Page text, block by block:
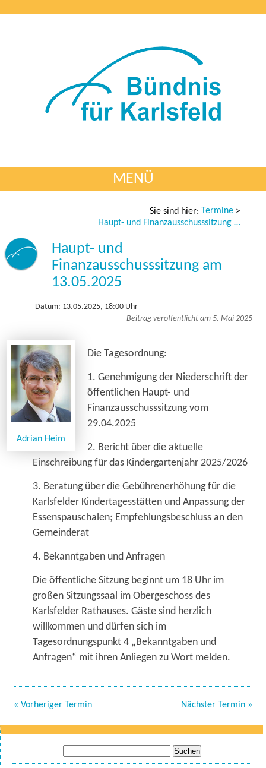
MENÜ
Sie sind hier: Termine >
Haupt- und Finanzausschusssitzung am 13.05.2025
Haupt- und
Finanzausschusssitzung am
13.05.2025
Datum: 13.05.2025, 18:00 Uhr
Beitrag veröffentlicht am 5. Mai 2025
Adrian Heim
Die Tagesordnung:
1. Genehmigung der Niederschrift der
öffentlichen Haupt- und
Finanzausschusssitzung vom
29.04.2025
2. Bericht über die aktuelle
Einschreibung für das Kindergartenjahr 2025/2026
3. Beratung über die Gebührenerhöhung für die
Karlsfelder Kindertagesstätten und Anpassung der
Essenspauschalen; Empfehlungsbeschluss an den
Gemeinderat
4. Bekanntgaben und Anfragen
Die öffentliche Sitzung beginnt um 18 Uhr im
großen Sitzungssaal im Obergeschoss des
Karlsfelder Rathauses. Gäste sind herzlich
willkommen und dürfen sich im
Tagesordnungspunkt 4 „Bekanntgaben und
Anfragen“ mit ihren Anliegen zu Wort melden.
« Vorheriger Termin Nächster Termin »
nach: